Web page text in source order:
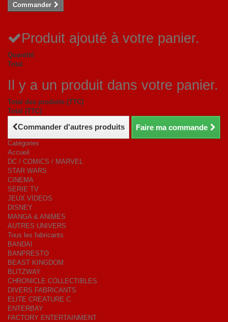
Commander
Produit ajouté à votre panier.
Quantité
Total
Il y a un produit dans votre panier.
Total des produits (TTC)
Total (TTC)
Commander d'autres produits Faire ma commande
Catégories
Accueil
DC / COMICS / MARVEL
STAR WARS
CINEMA
SERIE TV
JEUX VIDEOS
DISNEY
MANGA & ANIMES
AUTRES UNIVERS
Tous les fabricants
BANDAI
BANPRESTO
BEAST KINGDOM
BLITZWAY
CHRONICLE COLLECTIBLES
DIVERS FABRICANTS
ELITE CREATURE C.
ENTERBAY
FACTORY ENTERTAINMENT